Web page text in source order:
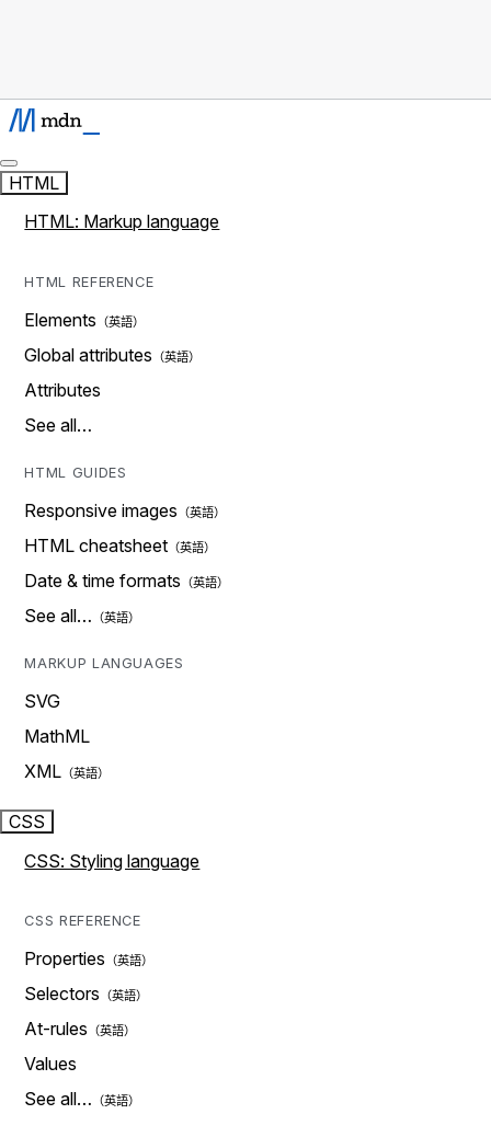
HTML
HTML: Markup language
HTML REFERENCE
Elements
Global attributes
Attributes
See all…
HTML GUIDES
Responsive images
HTML cheatsheet
Date & time formats
See all…
MARKUP LANGUAGES
SVG
MathML
XML
CSS
CSS: Styling language
CSS REFERENCE
Properties
Selectors
At-rules
Values
See all…